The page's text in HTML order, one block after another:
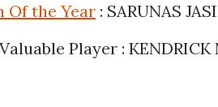
Of the Year : SARUNAS
Player : KENDRICK